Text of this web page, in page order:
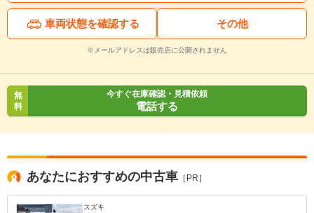
車両状態を確認する その他
※メールアドレスは販売店に公開されません
無
料
今すぐ在庫確認・見積依頼
電話する
あなたにおすすめの中古車 ［PR］
スズキ